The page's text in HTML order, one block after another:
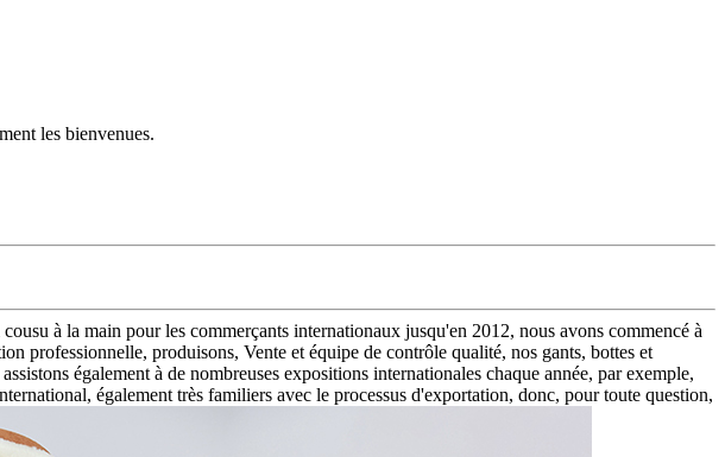
les bienvenues.
à la main pour les commerçants internationaux jusqu'en 2012, nous avons commencé à
professionnelle, produisons, Vente et équipe de contrôle qualité, nos gants, bottes et
également à de nombreuses expositions internationales chaque année, par exemple,
également très familiers avec le processus d'exportation, donc, pour toute question,